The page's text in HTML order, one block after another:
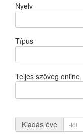
Nyelv
Típus
Teljes szöveg online
Kiadás éve